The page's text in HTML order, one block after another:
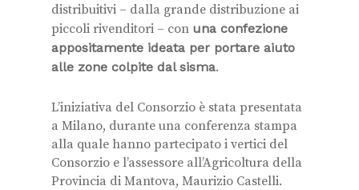
distribuitivi – dalla grande distribuzione ai
piccoli rivenditori – con una confezione
appositamente ideata per portare aiuto
alle zone colpite dal sisma.
L’iniziativa del Consorzio è stata presentata
a Milano, durante una conferenza stampa
alla quale hanno partecipato i vertici del
Consorzio e l’assessore all’Agricoltura della
Provincia di Mantova, Maurizio Castelli.